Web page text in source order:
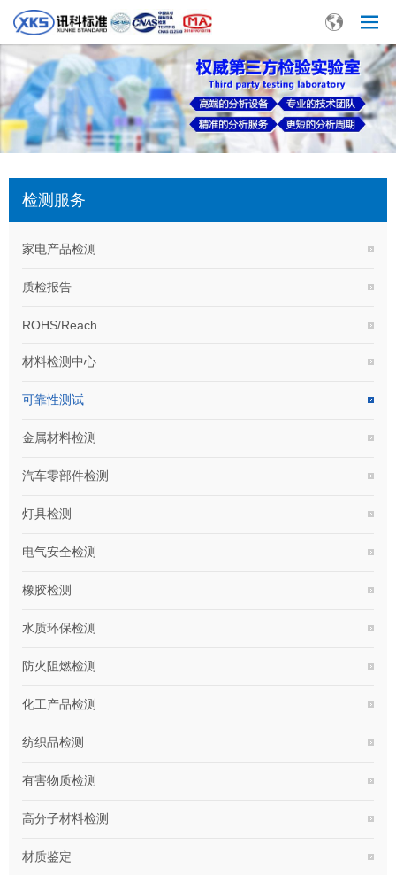
检测服务
家电产品检测
质检报告
ROHS/Reach
材料检测中心
可靠性测试
金属材料检测
汽车零部件检测
灯具检测
电气安全检测
橡胶检测
水质环保检测
防火阻燃检测
化工产品检测
纺织品检测
有害物质检测
高分子材料检测
材质鉴定